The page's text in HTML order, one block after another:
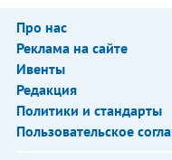
Про нас
Реклама на сайте
Ивенты
Редакция
Политики и стандарты
Пользовательское